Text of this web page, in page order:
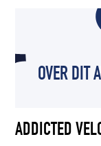
OVER DIT
ADDICTED